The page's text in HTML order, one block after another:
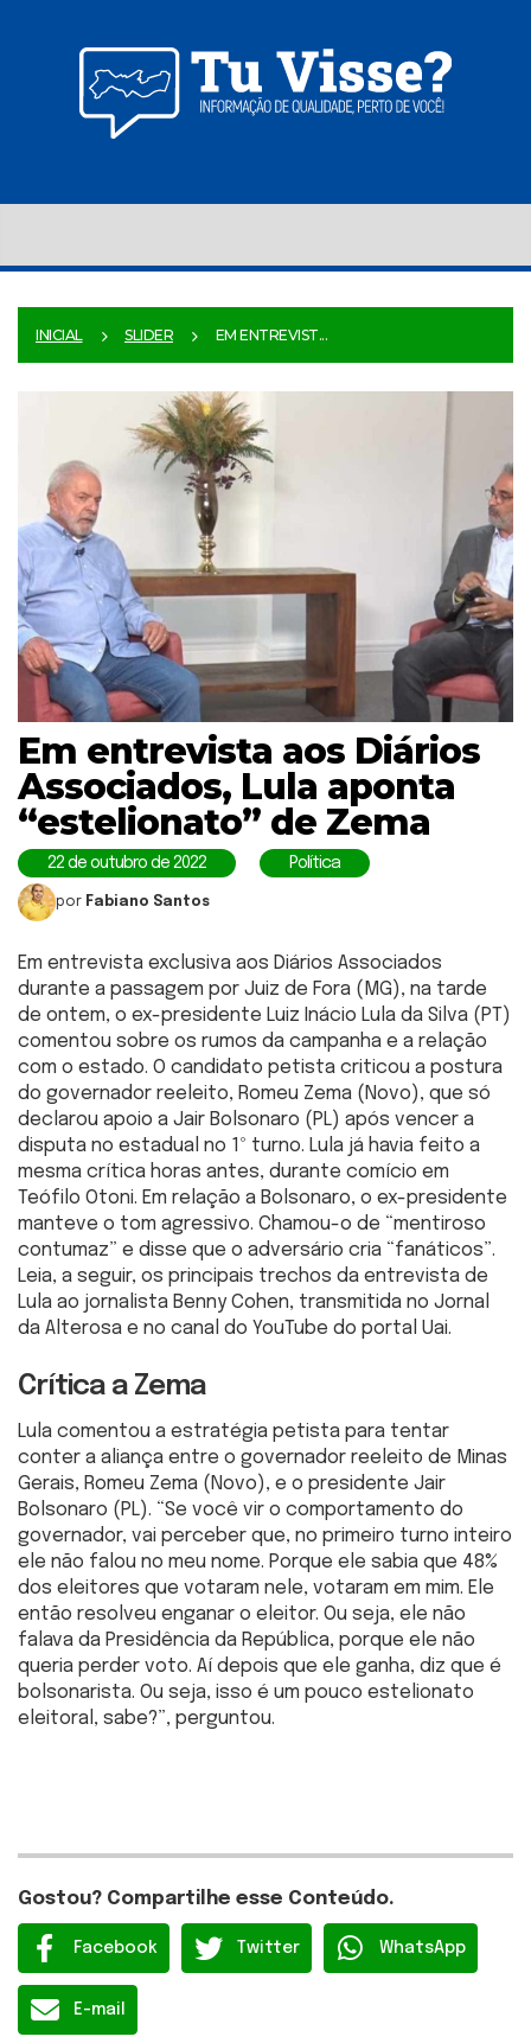
INICIAL SLIDER EM ENTREVIST...
Em entrevista aos Diários
Associados, Lula aponta
“estelionato” de Zema
22 de outubro de 2022 Política
por Fabiano Santos
Em entrevista exclusiva aos Diários Associados
durante a passagem por Juiz de Fora (MG), na tarde
de ontem, o ex-presidente Luiz Inácio Lula da Silva (PT)
comentou sobre os rumos da campanha e a relação
com o estado. O candidato petista criticou a postura
do governador reeleito, Romeu Zema (Novo), que só
declarou apoio a Jair Bolsonaro (PL) após vencer a
disputa no estadual no 1º turno. Lula já havia feito a
mesma crítica horas antes, durante comício em
Teófilo Otoni. Em relação a Bolsonaro, o ex-presidente
manteve o tom agressivo. Chamou-o de “mentiroso
contumaz” e disse que o adversário cria “fanáticos”.
Leia, a seguir, os principais trechos da entrevista de
Lula ao jornalista Benny Cohen, transmitida no Jornal
da Alterosa e no canal do YouTube do portal Uai.
Crítica a Zema
Lula comentou a estratégia petista para tentar
conter a aliança entre o governador reeleito de Minas
Gerais, Romeu Zema (Novo), e o presidente Jair
Bolsonaro (PL). “Se você vir o comportamento do
governador, vai perceber que, no primeiro turno inteiro
ele não falou no meu nome. Porque ele sabia que 48%
dos eleitores que votaram nele, votaram em mim. Ele
então resolveu enganar o eleitor. Ou seja, ele não
falava da Presidência da República, porque ele não
queria perder voto. Aí depois que ele ganha, diz que é
bolsonarista. Ou seja, isso é um pouco estelionato
eleitoral, sabe?”, perguntou.
Gostou? Compartilhe esse Conteúdo.
Facebook Twitter WhatsApp
E-mail